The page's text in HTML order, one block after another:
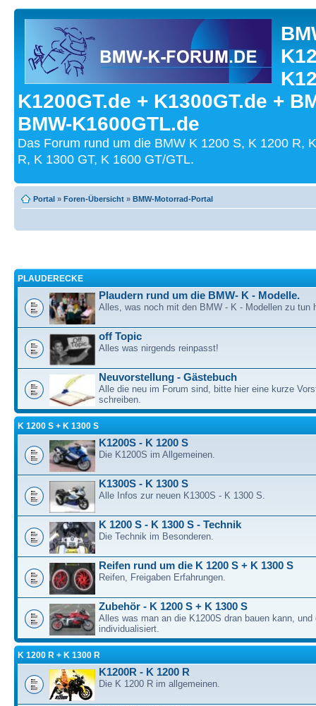
K1200GT.de + K1300GT.de +
BMW-K1600GTL.de
Das Forum rund um die BMW K 1200 S, K 1200 R,
R, K 1300 GT, K 1600 GT/GTL.
Portal » Foren-Übersicht » BMW-Motorrad-Portal
PLAUDERECKE
Plaudern rund um die BMW- K - Modelle.
Alles, was noch mit den BMW - K - Modellen zu tun
off Topic
Alles was nirgends reinpasst!
Neuvorstellung - Gästebuch
Alle die neu im Forum sind, bitte hier eine kurze
schreiben.
K 1200 S + K 1300 S
K1200S - K 1200 S
Die K1200S im Allgemeinen.
K1300S - K 1300 S
Alle Infos zur neuen K1300S - K 1300 S.
K 1200 S - K 1300 S - Technik
Die Technik im Besonderen.
Reifen rund um die K 1200 S + K 1300 S
Reifen, Freigaben Erfahrungen.
Zubehör - K 1200 S + K 1300 S
Alles was man an die K1200S dran bauen kann, und
individualisiert.
K 1200 R + K 1300 R
K1200R - K 1200 R
Die K 1200 R im allgemeinen.